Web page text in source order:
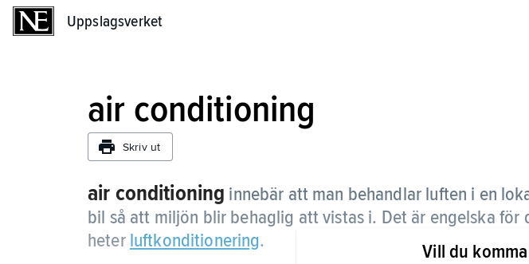
Uppslagsverket
air conditioning
Skriv ut
air conditioning innebär att man behandlar luften i en
bil så att miljön blir behaglig att vistas i. Det är engelska för
heter luftkonditionering. Vill du